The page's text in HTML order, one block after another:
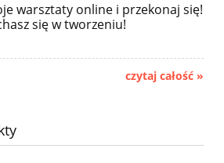
warsztaty online i przekonaj się!
się w tworzeniu!
czytaj całość »